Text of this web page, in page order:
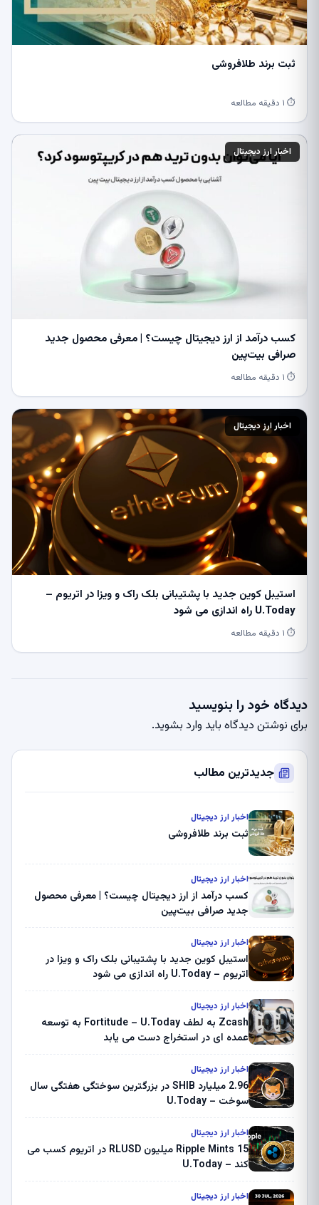
ثبت برند طلافروشی
⏱ ۱ دقیقه مطالعه
اخبار ارز دیجیتال
کسب درآمد از ارز دیجیتال چیست؟ | معرفی محصول جدید
صرافی بیت‌پین
⏱ ۱ دقیقه مطالعه
اخبار ارز دیجیتال
استیبل کوین جدید با پشتیبانی بلک راک و ویزا در اتریوم –
U.Today راه اندازی می شود
⏱ ۱ دقیقه مطالعه
دیدگاه خود را بنویسید
برای نوشتن دیدگاه باید وارد بشوید.
جدیدترین مطالب
اخبار ارز دیجیتال
ثبت برند طلافروشی
اخبار ارز دیجیتال
کسب درآمد از ارز دیجیتال چیست؟ | معرفی محصول
جدید صرافی بیت‌پین
اخبار ارز دیجیتال
استیبل کوین جدید با پشتیبانی بلک راک و ویزا در
اتریوم – U.Today راه اندازی می شود
اخبار ارز دیجیتال
Zcash به لطف Fortitude – U.Today به توسعه
عمده ای در استخراج دست می یابد
اخبار ارز دیجیتال
2.96 میلیارد SHIB در بزرگترین سوختگی هفتگی سال
سوخت – U.Today
اخبار ارز دیجیتال
Ripple Mints 15 میلیون RLUSD در اتریوم کسب می
کند – U.Today
اخبار ارز دیجیتال